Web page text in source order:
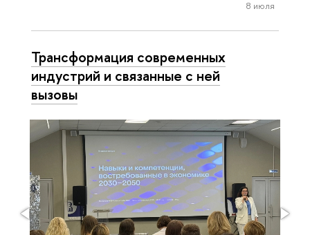
8 июля
Трансформация современных
индустрий и связанные с ней
вызовы